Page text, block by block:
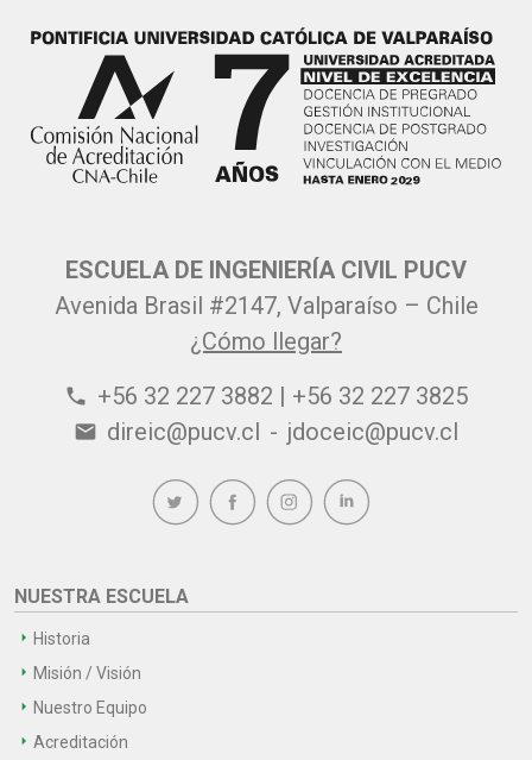
ESCUELA DE INGENIERÍA CIVIL PUCV
Avenida Brasil #2147, Valparaíso – Chile
¿Cómo llegar?
phone +56 32 227 3882 | +56 32 227 3825
email direic@pucv.cl - jdoceic@pucv.cl
NUESTRA ESCUELA
Historia
Misión / Visión
Nuestro Equipo
Acreditación